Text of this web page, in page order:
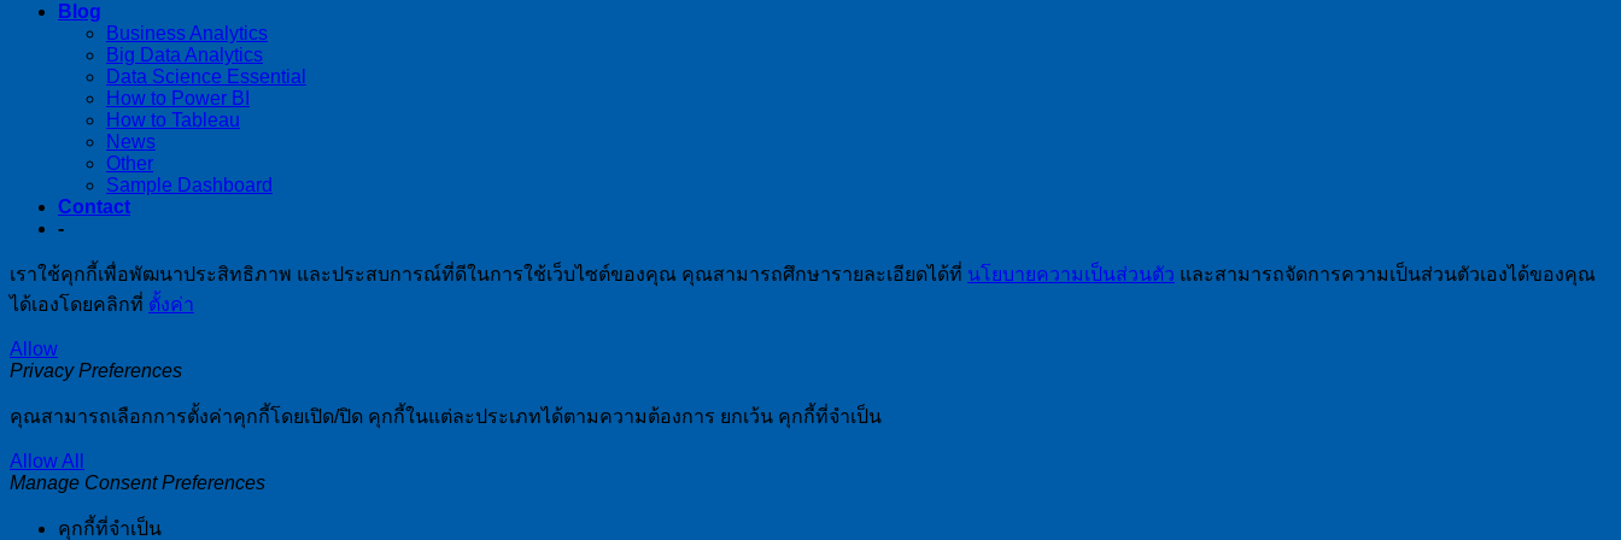
Blog
Business Analytics
Big Data Analytics
Data Science Essential
How to Power BI
How to Tableau
News
Other
Sample Dashboard
Contact
-
เราใช้คุกกี้เพื่อพัฒนาประสิทธิภาพ และประสบการณ์ที่ดีในการใช้เว็บไซต์ของคุณ คุณสามารถศึกษารายละเอียดได้ที่ นโยบายความเป็นส่วนตัว และสามารถจัดการความเป็นส่วนตัวเองได้ของคุณ
ได้เองโดยคลิกที่ ตั้งค่า
Allow
Privacy Preferences
คุณสามารถเลือกการตั้งค่าคุกกี้โดยเปิด/ปิด คุกกี้ในแต่ละประเภทได้ตามความต้องการ ยกเว้น คุกกี้ที่จำเป็น
Allow All
Manage Consent Preferences
คุกกี้ที่จำเป็น